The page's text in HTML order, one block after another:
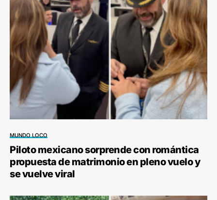
MUNDO LOCO
Piloto mexicano sorprende con romántica
propuesta de matrimonio en pleno vuelo y
se vuelve viral